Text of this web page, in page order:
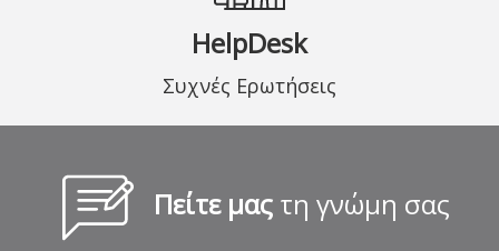
HelpDesk
Συχνές Ερωτήσεις
Πείτε μας τη γνώμη σας